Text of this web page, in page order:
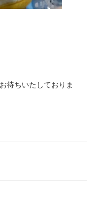
待ちいたしておりま